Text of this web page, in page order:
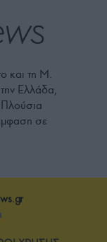
και τη Μ.
Ελλάδα,
σε